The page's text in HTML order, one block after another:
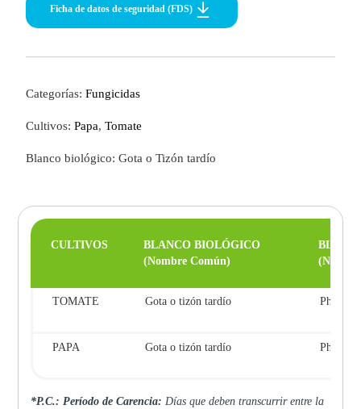
Ficha de datos de seguridad (FDS)
Categorías:Fungicidas
Cultivos:Papa,Tomate
Blanco biológico: Gota o Tizón tardío
CULTIVOS
BLANCO BIOLÓGICO
(Nombre Común)
TOMATE Gota o tizón tardío
PAPA Gota o tizón tardío
*P.C.: Período de Carencia: Días que deben transcurrir entre la